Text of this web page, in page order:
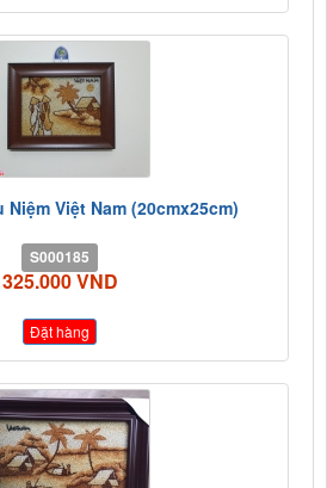
Việt Nam (20cmx25cm)
S000185
325.000 VND
Đặt hàng